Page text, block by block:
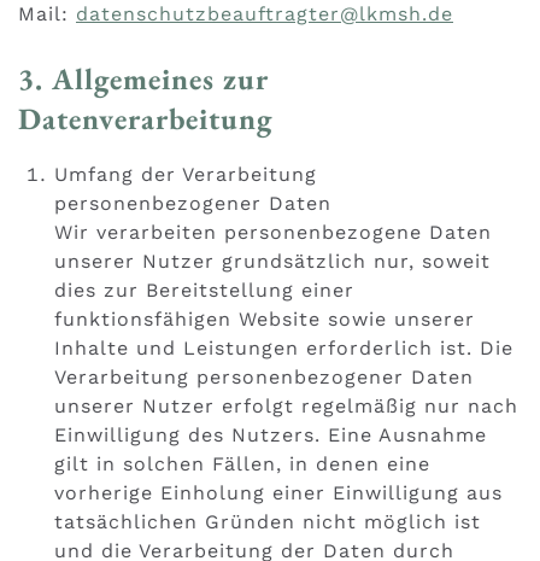
Mail: datenschutzbeauftragter@lkmsh.de
3. Allgemeines zur
Datenverarbeitung
Umfang der Verarbeitung
personenbezogener Daten
Wir verarbeiten personenbezogene Daten
unserer Nutzer grundsätzlich nur, soweit
dies zur Bereitstellung einer
funktionsfähigen Website sowie unserer
Inhalte und Leistungen erforderlich ist. Die
Verarbeitung personenbezogener Daten
unserer Nutzer erfolgt regelmäßig nur nach
Einwilligung des Nutzers. Eine Ausnahme
gilt in solchen Fällen, in denen eine
vorherige Einholung einer Einwilligung aus
tatsächlichen Gründen nicht möglich ist
und die Verarbeitung der Daten durch